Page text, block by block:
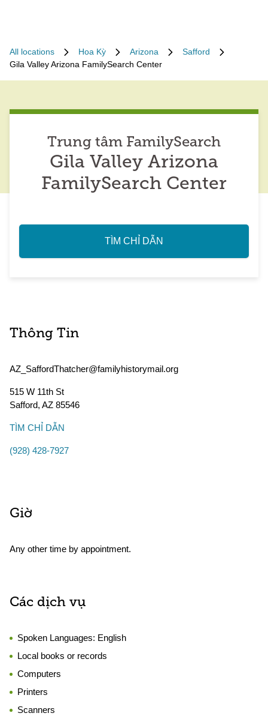
All locations Hoa Kỳ Arizona
Safford
Gila Valley Arizona FamilySearch Center
Trung tâm FamilySearch
Gila Valley Arizona
FamilySearch Center
TÌM CHỈ DẪN
Thông Tin
AZ_SaffordThatcher@familyhistorymail.org
515 W 11th St
Safford, AZ 85546
TÌM CHỈ DẪN
(928) 428-7927
Giờ
Any other time by appointment.
Các dịch vụ
Spoken Languages: English
Local books or records
Computers
Printers
Scanners